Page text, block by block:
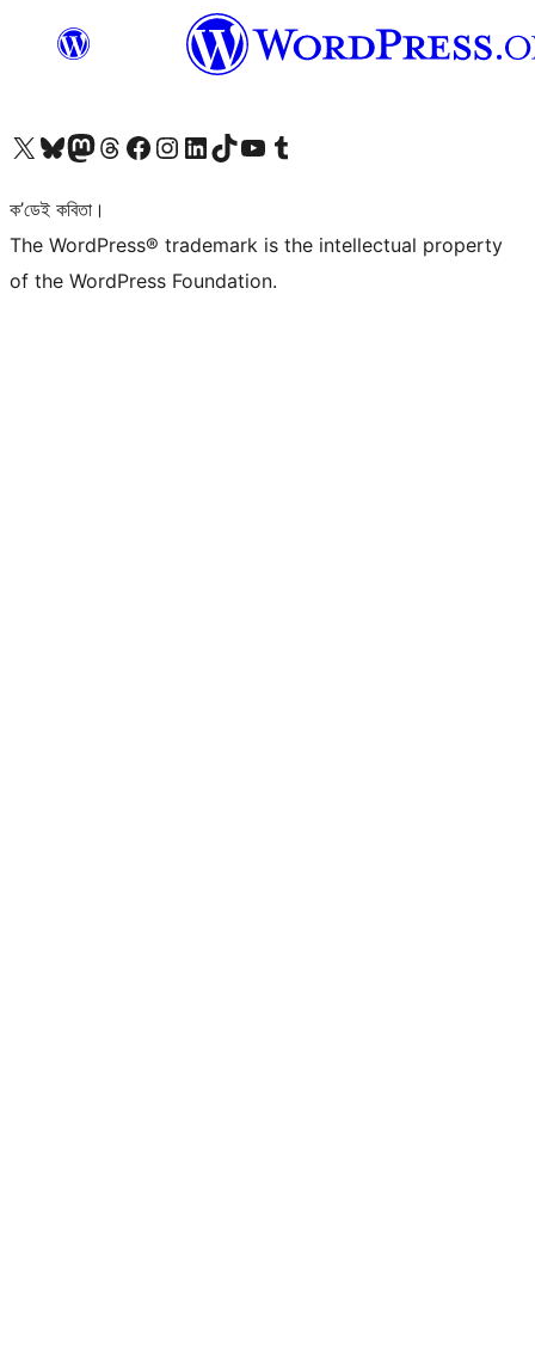
আমাৰ X (আগৰ Twitter) একাউণ্টলৈ যাওকআমাৰ Bluesky একাউণ্টলৈ যাওকআমাৰ Mastodon একাউণ্টলৈ যাওকআমাৰ Threads একাউণ্টলৈ যাওকআমাৰ Facebook পৃষ্ঠালৈ যাওকআমাৰ Instagram একাউণ্টলৈ যাওকআমাৰ LinkedIn একাউণ্টলৈ যাওকআমাৰ TikTok একাউণ্টলৈ যাওকআমাৰ YouTube চেনেললৈ যাওকআমাৰ Tumblr একাউণ্টলৈ যাওক
ক’ডেই কবিতা।
The WordPress® trademark is the intellectual property
of the WordPress Foundation.